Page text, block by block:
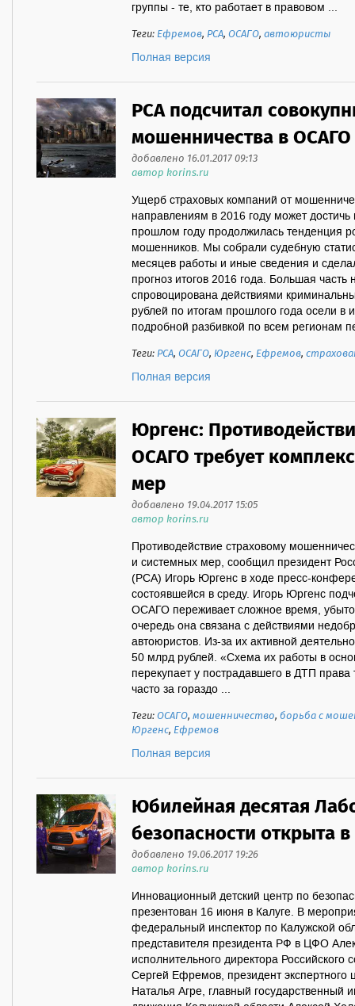
группы - те, кто работает в правовом ...
Теги:Ефремов, РСА,ОСАГО,автоюристы
Полная версия
РСА подсчитал
мошенничества в ОСАГО
добавлено 16.01.2017 09:13
автор korins.ru
Ущерб страховых компаний от
направлениям в 2016 году может
прошлом году продолжилась тенденция
мошенников. Мы собрали судебную
месяцев работы и иные сведения и
прогноз итогов 2016 года. Большая часть
спровоцирована действиями
рублей по итогам прошлого года осели
подробной разбивкой по всем регионам
Теги:РСА,ОСАГО, Юргенс, Ефремов,
Полная версия
Юргенс:
ОСАГО требует
мер
добавлено 19.04.2017 15:05
автор korins.ru
Противодействие страховому
и системных мер, сообщил президент
(РСА) Игорь Юргенс в ходе пресс-
состоявшейся в среду. Игорь Юргенс
ОСАГО переживает сложное время,
очередь она связана с действиями
автоюристов. Из-за их активной
50 млрд рублей. «Схема их работы в
перекупает у пострадавшего в ДТП
часто за гораздо ...
Теги:ОСАГО,мошенничество,борьба с
Юргенс, Ефремов
Полная версия
Юбилейная десятая
безопасности открыта
добавлено 19.06.2017 19:26
автор korins.ru
Инновационный детский центр по
презентован 16 июня в Калуге. В
федеральный инспектор по Калужской
представителя президента РФ в ЦФО
исполнительного директора
Сергей Ефремов, президент экспертного
Наталья Агре, главный государственный